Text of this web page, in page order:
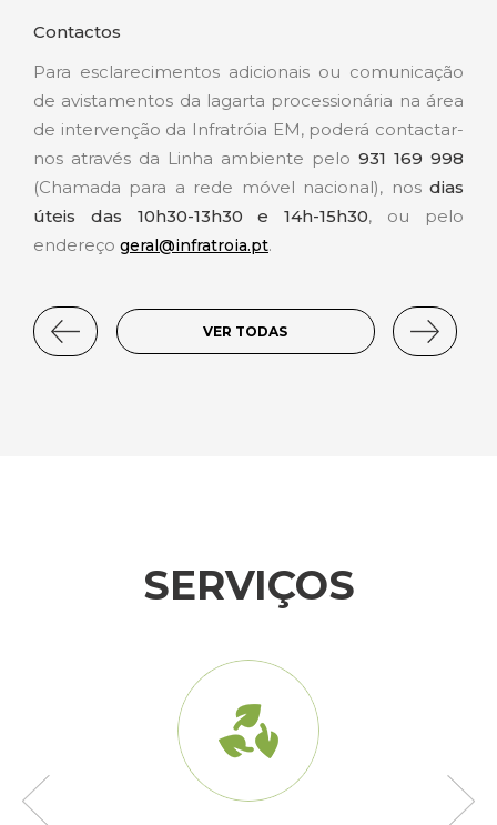
Contactos
Para esclarecimentos adicionais ou comunicação
de avistamentos da lagarta processionária na área
de intervenção da Infratróia EM, poderá contactar-
nos através da Linha ambiente pelo 931 169 998
(Chamada para a rede móvel nacional), nos dias
úteis das 10h30-13h30 e 14h-15h30, ou pelo
endereço geral@infratroia.pt.
VER TODAS
SERVIÇOS